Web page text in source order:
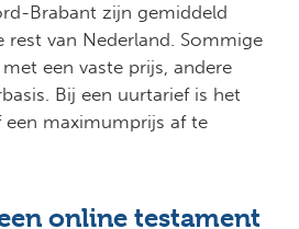
Brabant zijn gemiddeld
rest van Nederland. Sommige
een vaste prijs, andere
Bij een uurtarief is het
een maximumprijs af te
online testament